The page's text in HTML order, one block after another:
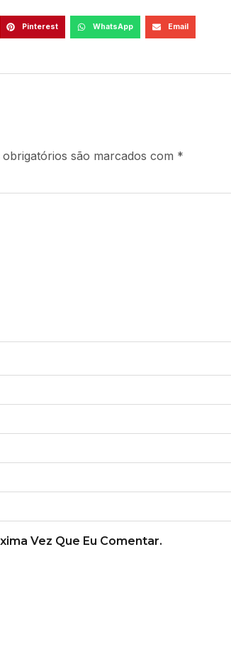
Pinterest WhatsApp Email
obrigatórios são marcados com *
Vez Que Eu Comentar.